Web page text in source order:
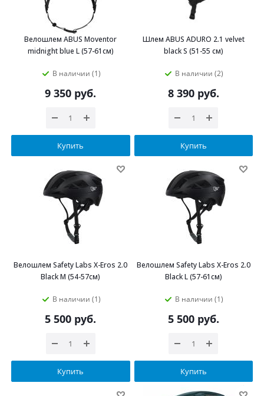
Велошлем ABUS Moventor
midnight blue L (57-61см)
В наличии (1)
9 350 руб.
Купить
Шлем ABUS ADURO 2.1 velvet
black S (51-55 см)
В наличии (2)
8 390руб.
Купить
Велошлем Safety Labs X-Eros 2.0
Black M (54-57см)
В наличии (1)
5 500 руб.
Купить
Велошлем Safety Labs X-Eros 2.0
Black L (57-61см)
В наличии (1)
5 500руб.
Купить